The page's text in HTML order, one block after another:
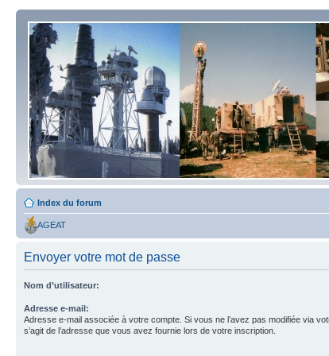
Index du forum
AGEAT
Envoyer votre mot de passe
Nom d’utilisateur:
Adresse e-mail:
Adresse e-mail associée à votre compte. Si vous ne l’avez pas modifiée via
s’agit de l’adresse que vous avez fournie lors de votre inscription.